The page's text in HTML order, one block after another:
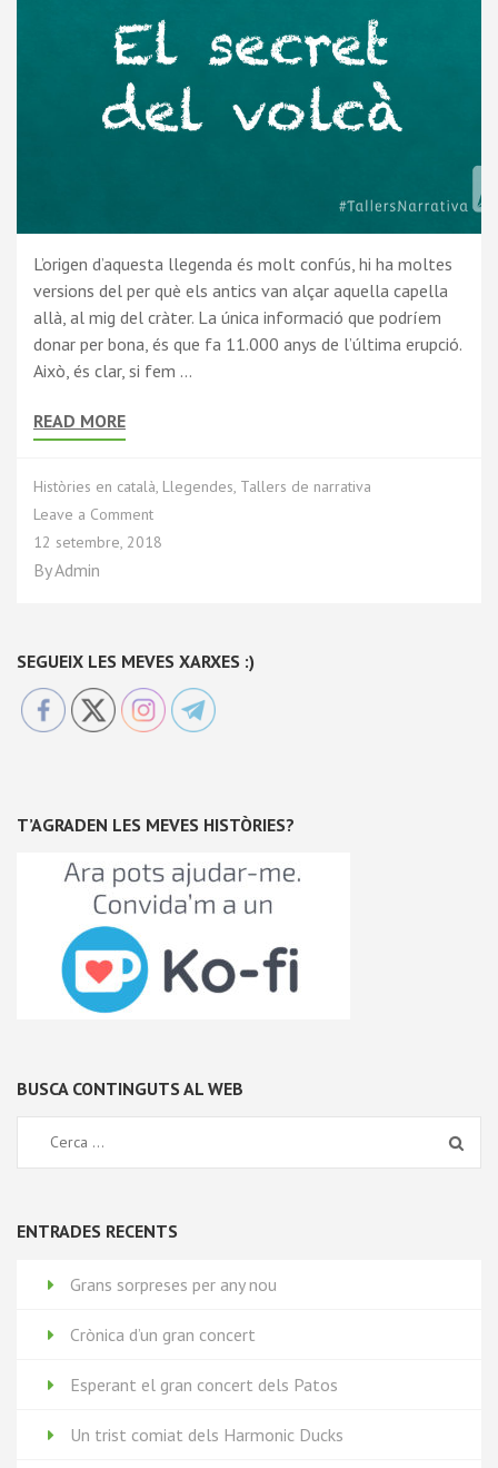
L’origen d’aquesta llegenda és molt confús, hi ha moltes
versions del per què els antics van alçar aquella capella
allà, al mig del cràter. La única informació que podríem
donar per bona, és que fa 11.000 anys de l’última erupció.
Això, és clar, si fem …
READ MORE
Històries en català, Llegendes, Tallers de narrativa
Leave a Comment
12 setembre, 2018
ByAdmin
SEGUEIX LES MEVES XARXES :)
T’AGRADEN LES MEVES HISTÒRIES?
BUSCA CONTINGUTS AL WEB
ENTRADES RECENTS
Grans sorpreses per any nou
Crònica d’un gran concert
Esperant el gran concert dels Patos
Un trist comiat dels Harmonic Ducks